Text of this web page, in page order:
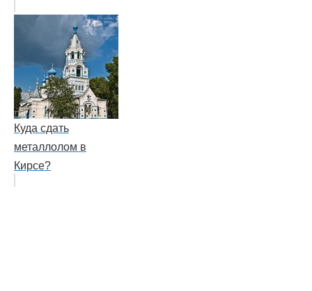
Куда сдать
металлолом в
Кирсе?